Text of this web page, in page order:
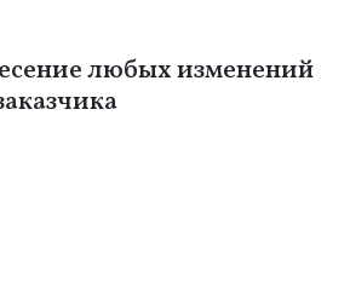
любых изменений